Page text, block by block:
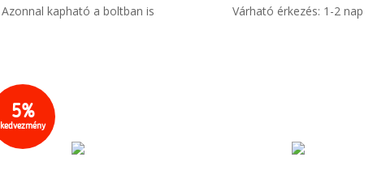
Azonnal kapható a boltban is
Várható érkezés: 1-2 nap
5%
kedvezmény